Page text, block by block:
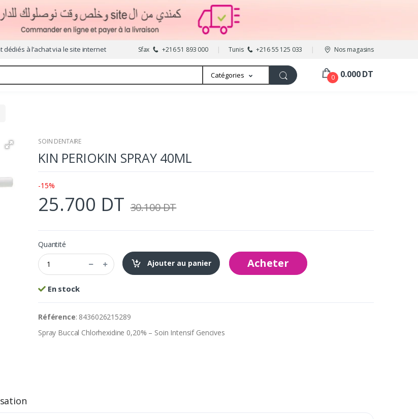
à l’achat via le site internet Sfax +216 51 893 000 Tunis +216 55 125 033 Nos magasins
Catégories 0 0.000 DT
SOIN DENTAIRE
KIN PERIOKIN SPRAY 40ML
-15%
25.700 DT 30.100 DT
Quantité
Ajouter au panier
Acheter
En stock
Référence: 8436026215289
Spray Buccal Chlorhexidine 0,20% – Soin Intensif Gencives